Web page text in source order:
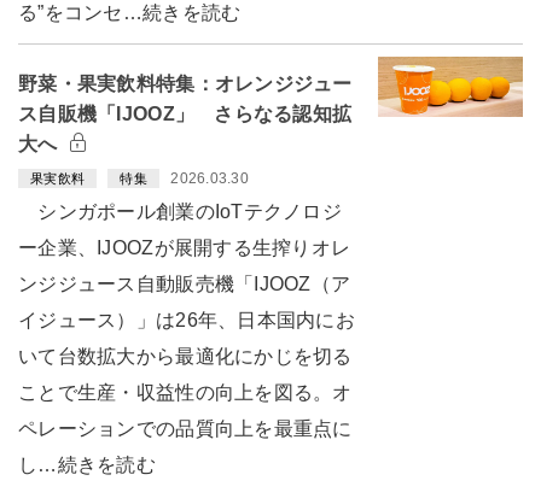
る”をコンセ…続きを読む
野菜・果実飲料特集：オレンジジュー
ス自販機「IJOOZ」 さらなる認知拡
大へ
果実飲料 特集 2026.03.30
シンガポール創業のIoTテクノロジ
ー企業、IJOOZが展開する生搾りオレ
ンジジュース自動販売機「IJOOZ（ア
イジュース）」は26年、日本国内にお
いて台数拡大から最適化にかじを切る
ことで生産・収益性の向上を図る。オ
ペレーションでの品質向上を最重点に
し…続きを読む